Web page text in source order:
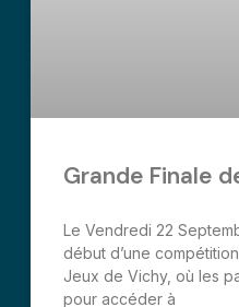
Grande Finale
Le Vendredi 22
début d’une
Jeux de Vichy, où les
pour accéder à